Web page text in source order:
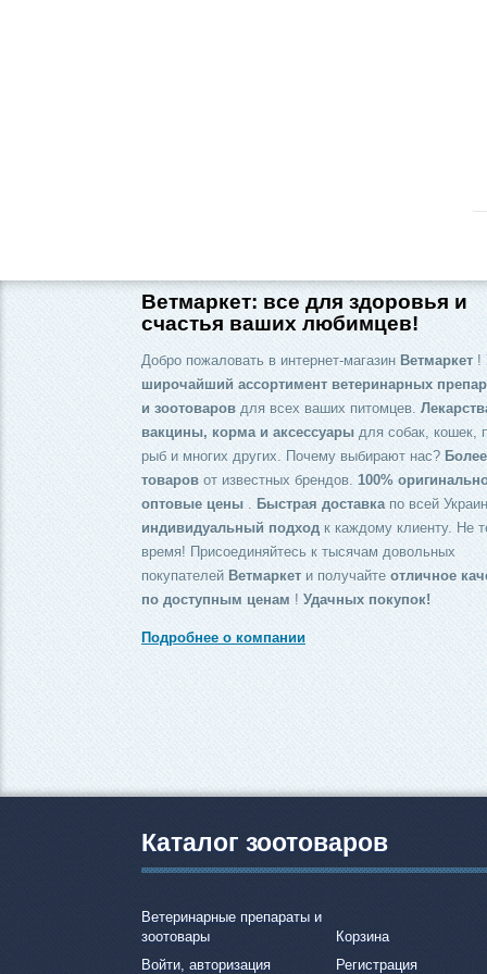
Ветмаркет: все для здоровья и
счастья ваших любимцев!
Добро пожаловать в интернет-магазин Ветмаркет !
широчайший ассортимент ветеринарных
и зоотоваров для всех ваших питомцев.
вакцины, корма и аксессуары для собак, кошек,
рыб и многих других. Почему выбирают нас?
товаров от известных брендов. 100%
оптовые цены
Быстрая доставка по всей
индивидуальный подход к каждому клиенту. Не
время! Присоединяйтесь к тысячам довольных
покупателей Ветмаркет и получайте отличное
по доступным ценам ! Удачных покупок!
Подробнее о компании
Каталог зоотоваров
Ветеринарные препараты и
зоотовары
Корзина
Войти, авторизация
Регистрация